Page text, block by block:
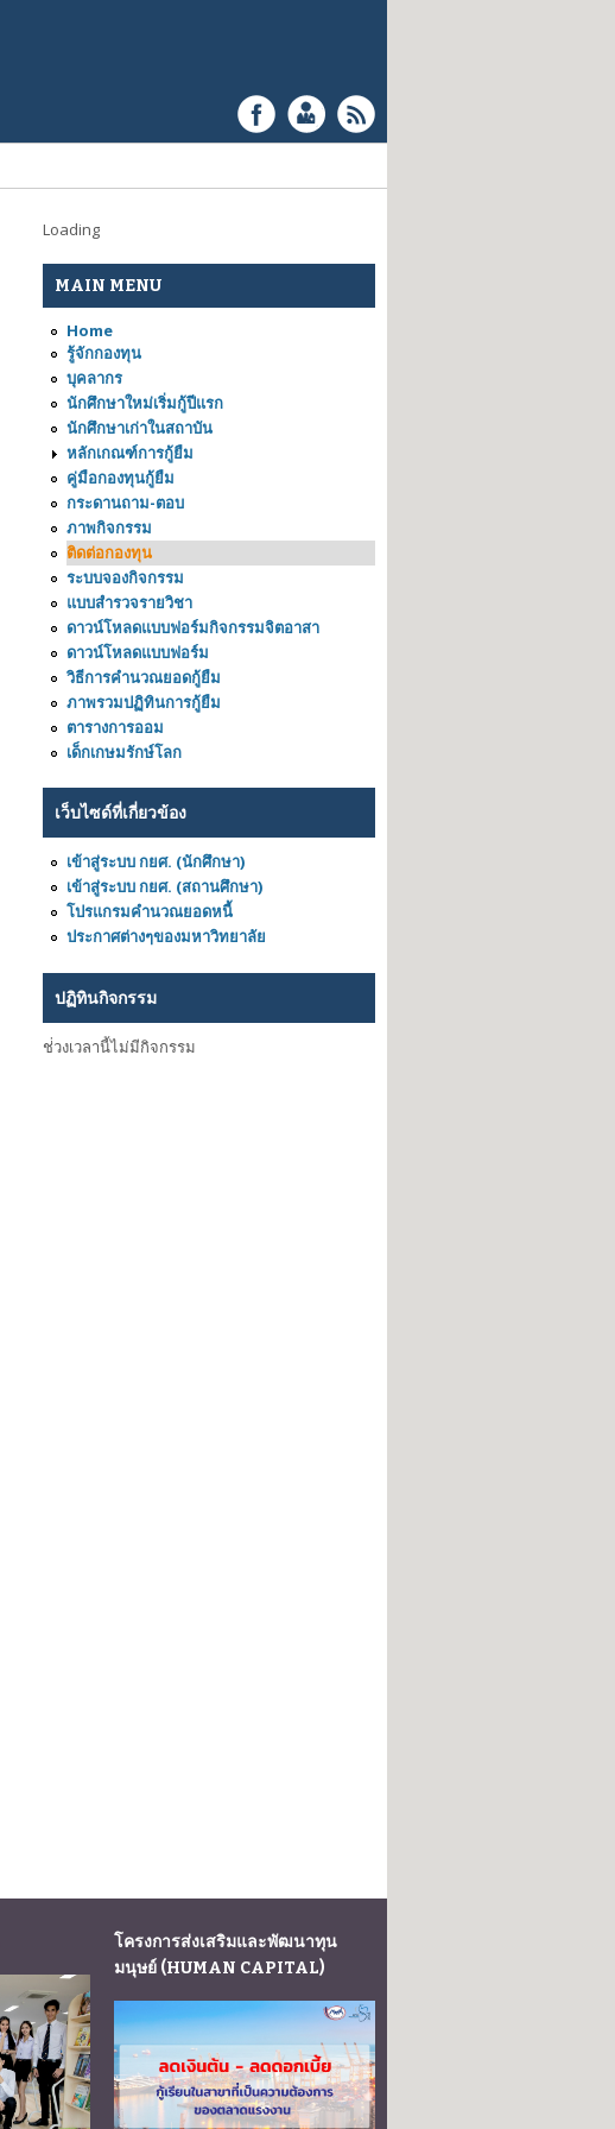
Loading
MAIN MENU
Home
รู้จักกองทุน
บุคลากร
นักศึกษาใหม่เริ่มกู้ปีแรก
นักศึกษาเก่าในสถาบัน
หลักเกณฑ์การกู้ยืม
คู่มือกองทุนกู้ยืม
กระดานถาม-ตอบ
ภาพกิจกรรม
ติดต่อกองทุน
ระบบจองกิจกรรม
แบบสำรวจรายวิชา
ดาวน์โหลดแบบฟอร์มกิจกรรมจิตอาสา
ดาวน์โหลดแบบฟอร์ม
วิธีการคำนวณยอดกู้ยืม
ภาพรวมปฏิทินการกู้ยืม
ตารางการออม
เด็กเกษมรักษ์โลก
เว็บไซด์ที่เกี่ยวข้อง
เข้าสู่ระบบ กยศ. (นักศึกษา)
เข้าสู่ระบบ กยศ. (สถานศึกษา)
โปรแกรมคำนวณยอดหนี้
ประกาศต่างๆของมหาวิทยาลัย
ปฏิทินกิจกรรม
ช่่วงเวลานี้ไม่มีกิจกรรม
โครงการส่งเสริมและพัฒนาทุน
มนุษย์ (HUMAN CAPITAL)